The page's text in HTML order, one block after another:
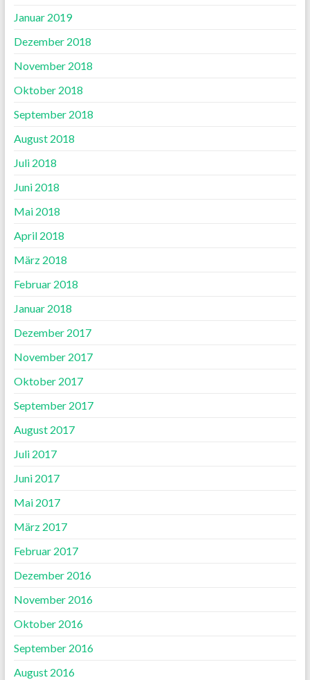
Januar 2019
Dezember 2018
November 2018
Oktober 2018
September 2018
August 2018
Juli 2018
Juni 2018
Mai 2018
April 2018
März 2018
Februar 2018
Januar 2018
Dezember 2017
November 2017
Oktober 2017
September 2017
August 2017
Juli 2017
Juni 2017
Mai 2017
März 2017
Februar 2017
Dezember 2016
November 2016
Oktober 2016
September 2016
August 2016